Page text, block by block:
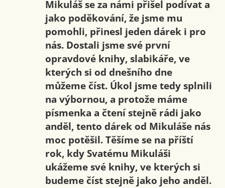
Mikuláš se za námi přišel podívat a
jako poděkování, že jsme mu
pomohli, přinesl jeden dárek i pro
nás. Dostali jsme své první
opravdové knihy, slabikáře, ve
kterých si od dnešního dne
můžeme číst. Úkol jsme tedy splnili
na výbornou, a protože máme
písmenka a čtení stejně rádi jako
anděl, tento dárek od Mikuláše nás
moc potěšil. Těšíme se na příští
rok, kdy Svatému Mikuláši
ukážeme své knihy, ve kterých si
budeme číst stejně jako jeho anděl.